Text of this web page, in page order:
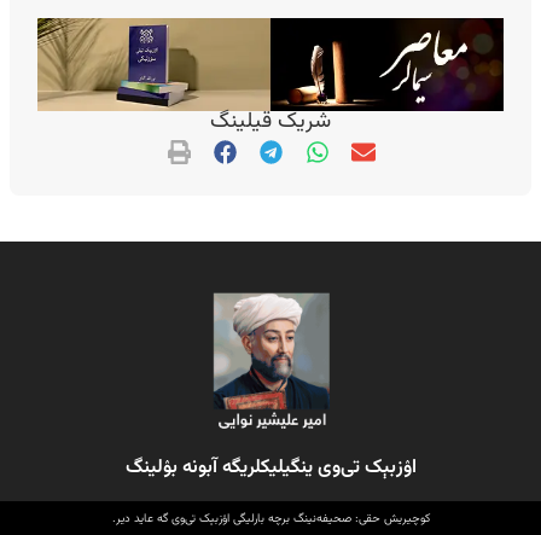
شریک قیلینگ
اۉزبېک تی‌وی ینگیلیکلریگه آبونه بۉلینگ
کوچیریش حقی: صحیفه‌نینگ برچه بارلیگی اۉزبېک تی‌وی گه عاید دیر.